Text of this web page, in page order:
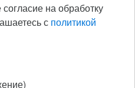
на обработку
с политикой